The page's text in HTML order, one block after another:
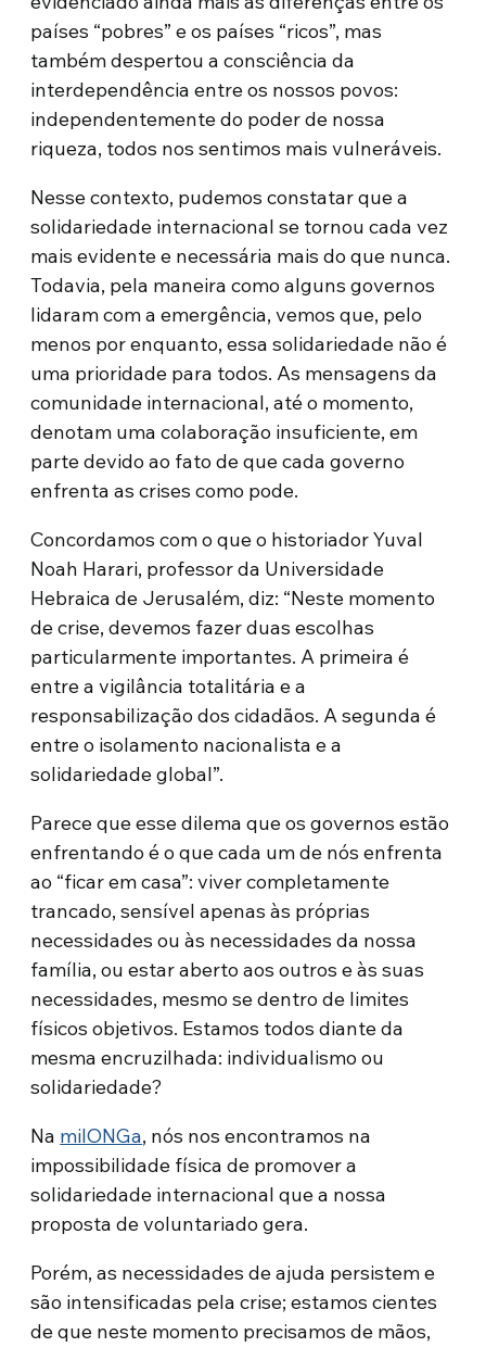
países “pobres” e os países “ricos”, mas
também despertou a consciência da
interdependência entre os nossos povos:
independentemente do poder de nossa
riqueza, todos nos sentimos mais vulneráveis.
Nesse contexto, pudemos constatar que a
solidariedade internacional se tornou cada vez
mais evidente e necessária mais do que nunca.
Todavia, pela maneira como alguns governos
lidaram com a emergência, vemos que, pelo
menos por enquanto, essa solidariedade não é
uma prioridade para todos. As mensagens da
comunidade internacional, até o momento,
denotam uma colaboração insuficiente, em
parte devido ao fato de que cada governo
enfrenta as crises como pode.
Concordamos com o que o historiador Yuval
Noah Harari, professor da Universidade
Hebraica de Jerusalém, diz: “Neste momento
de crise, devemos fazer duas escolhas
particularmente importantes. A primeira é
entre a vigilância totalitária e a
responsabilização dos cidadãos. A segunda é
entre o isolamento nacionalista e a
solidariedade global”.
Parece que esse dilema que os governos estão
enfrentando é o que cada um de nós enfrenta
ao “ficar em casa”: viver completamente
trancado, sensível apenas às próprias
necessidades ou às necessidades da nossa
família, ou estar aberto aos outros e às suas
necessidades, mesmo se dentro de limites
físicos objetivos. Estamos todos diante da
mesma encruzilhada: individualismo ou
solidariedade?
Na milONGa, nós nos encontramos na
impossibilidade física de promover a
solidariedade internacional que a nossa
proposta de voluntariado gera.
Porém, as necessidades de ajuda persistem e
são intensificadas pela crise; estamos cientes
de que neste momento precisamos de mãos,